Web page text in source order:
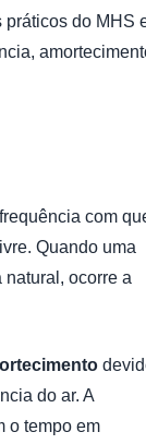
práticos do MHS
com
Quando uma
ocorre a
do ar. A
o tempo em